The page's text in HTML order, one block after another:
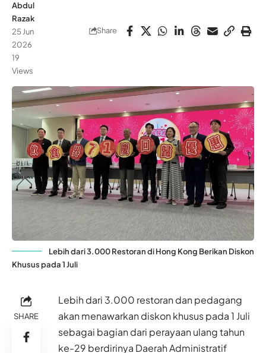
Abdul
Razak
25 Jun
2026
19
Views
Share
Lebih dari 3.000 Restoran di Hong Kong Berikan Diskon
Khusus pada 1 Juli
SHARE
Lebih dari 3.000 restoran dan pedagang
akan menawarkan diskon khusus pada 1 Juli
sebagai bagian dari perayaan ulang tahun
ke-29 berdirinya Daerah Administratif